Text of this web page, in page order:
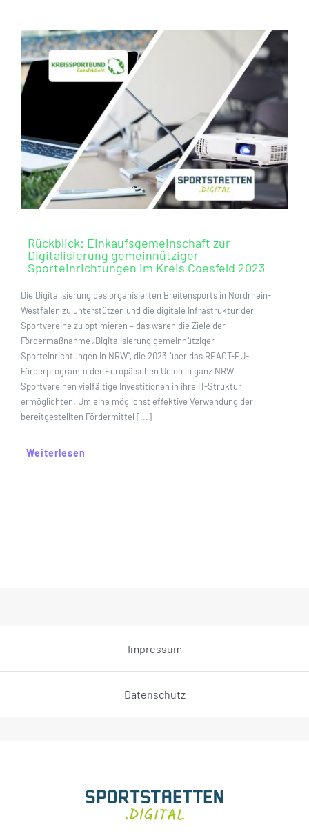
Rückblick: Einkaufsgemeinschaft zur
Digitalisierung gemeinnütziger
Sporteinrichtungen im Kreis Coesfeld 2023
Die Digitalisierung des organisierten Breitensports in Nordrhein-
Westfalen zu unterstützen und die digitale Infrastruktur der
Sportvereine zu optimieren – das waren die Ziele der
Fördermaßnahme „Digitalisierung gemeinnütziger
Sporteinrichtungen in NRW“, die 2023 über das REACT-EU-
Förderprogramm der Europäischen Union in ganz NRW
Sportvereinen vielfältige Investitionen in ihre IT-Struktur
ermöglichten. Um eine möglichst effektive Verwendung der
bereitgestellten Fördermittel [...]
Weiterlesen
Impressum
Datenschutz